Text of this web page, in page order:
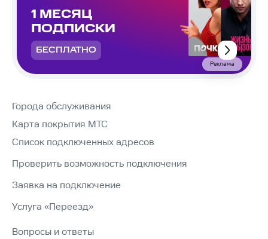
1 МЕСЯЦ
ПОДПИСКИ
БЕСПЛАТНО
Реклама
Города обслуживания
Карта покрытия МТС
Список подключенных адресов
Проверить возможность подключения
Заявка на подключение
Услуга «Переезд»
Вопросы и ответы